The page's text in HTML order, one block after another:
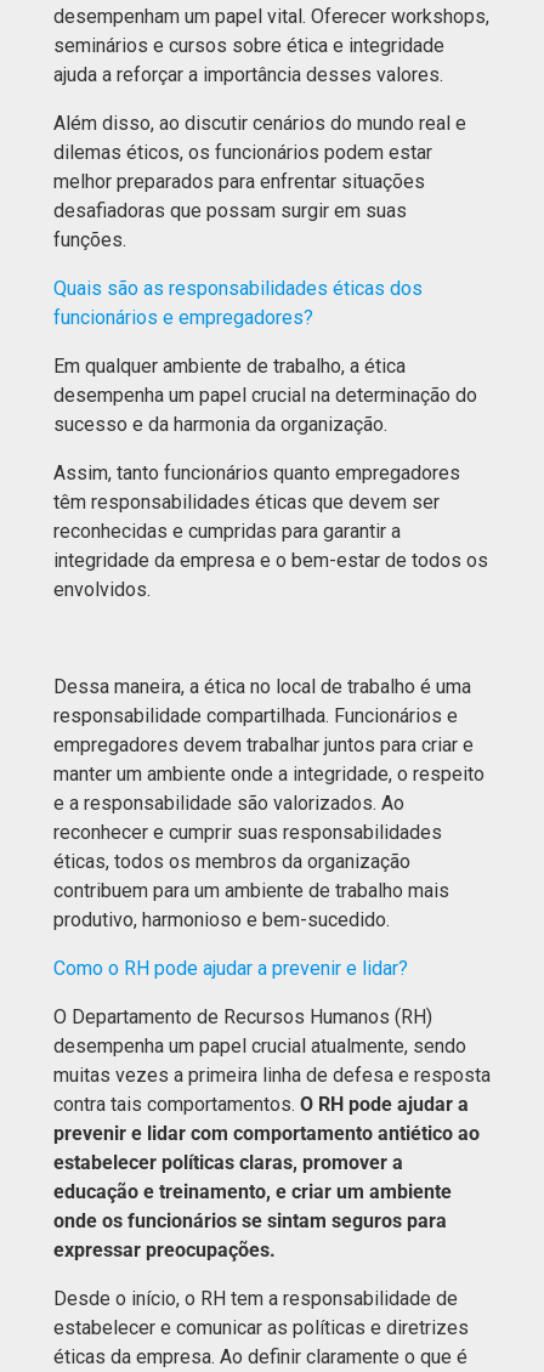
desempenham um papel vital. Oferecer workshops,
seminários e cursos sobre ética e integridade
ajuda a reforçar a importância desses valores.
Além disso, ao discutir cenários do mundo real e
dilemas éticos, os funcionários podem estar
melhor preparados para enfrentar situações
desafiadoras que possam surgir em suas
funções.
Quais são as responsabilidades éticas dos
funcionários e empregadores?
Em qualquer ambiente de trabalho, a ética
desempenha um papel crucial na determinação do
sucesso e da harmonia da organização.
Assim, tanto funcionários quanto empregadores
têm responsabilidades éticas que devem ser
reconhecidas e cumpridas para garantir a
integridade da empresa e o bem-estar de todos os
envolvidos.
Dessa maneira, a ética no local de trabalho é uma
responsabilidade compartilhada. Funcionários e
empregadores devem trabalhar juntos para criar e
manter um ambiente onde a integridade, o respeito
e a responsabilidade são valorizados. Ao
reconhecer e cumprir suas responsabilidades
éticas, todos os membros da organização
contribuem para um ambiente de trabalho mais
produtivo, harmonioso e bem-sucedido.
Como o RH pode ajudar a prevenir e lidar?
O Departamento de Recursos Humanos (RH)
desempenha um papel crucial atualmente, sendo
muitas vezes a primeira linha de defesa e resposta
contra tais comportamentos. O RH pode ajudar a
prevenir e lidar com comportamento antiético ao
estabelecer políticas claras, promover a
educação e treinamento, e criar um ambiente
onde os funcionários se sintam seguros para
expressar preocupações.
Desde o início, o RH tem a responsabilidade de
estabelecer e comunicar as políticas e diretrizes
éticas da empresa. Ao definir claramente o que é